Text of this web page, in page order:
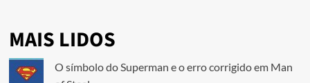
MAIS LIDOS
O símbolo do Superman e o erro corrigido em Man